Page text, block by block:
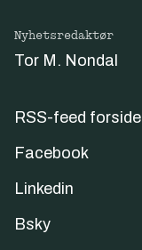
Nyhetsredaktør
Tor M. Nondal
RSS-feed forside
Facebook
Linkedin
Bsky